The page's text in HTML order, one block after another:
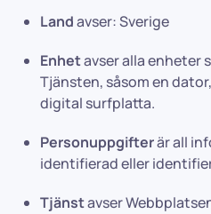
Landavser: Sverige
Enhetavser alla enheter
Tjänsten, såsom en
digital surfplatta.
Personuppgifterär all
identifierad eller
Tjänstavser